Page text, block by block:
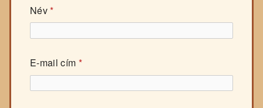
Név*
E-mail cím *